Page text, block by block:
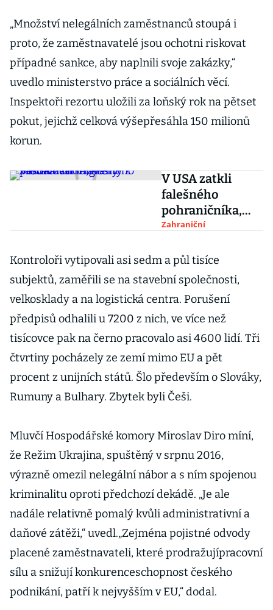
„Množství nelegálních zaměstnanců stoupá i
proto, že zaměstnavatelé jsou ochotni riskovat
případné sankce, aby naplnili svoje zakázky,“
uvedlo ministerstvo práce a sociálních věcí.
Inspektoři rezortu uložili za loňský rok na pětset
pokut, jejichž celková výšepřesáhla 150 milionů
korun.
V USA zatkli
falešného
pohraničníka,
který zastavoval
Mexika
Zahraniční
Kontroloři vytipovali asi sedm a půl tisíce
subjektů, zaměřili se na stavební společnosti,
velkosklady a na logistická centra. Porušení
předpisů odhalili u 7200 z nich, ve více než
tisícovce pak na černo pracovalo asi 4600 lidí. Tři
čtvrtiny pocházely ze zemí mimo EU a pět
procent z unijních států. Šlo především o Slováky,
Rumuny a Bulhary. Zbytek byli Češi.
Mluvčí Hospodářské komory Miroslav Diro míní,
že Režim Ukrajina, spuštěný v srpnu 2016,
výrazně omezil nelegální nábor a s ním spojenou
kriminalitu oproti předchozí dekádě. „Je ale
nadále relativně pomalý kvůli administrativní a
daňové zátěži,“ uvedl.„Zejména pojistné odvody
placené zaměstnavateli, které prodražujípracovní
sílu a snižují konkurenceschopnost českého
podnikání, patří k nejvyšším v EU,“ dodal.